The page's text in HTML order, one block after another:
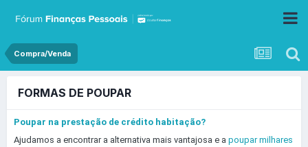
Compra/Venda
FORMAS DE POUPAR
Poupar na prestação de crédito habitação?
Ajudamos a encontrar a alternativa mais vantajosa e a poupar milhares